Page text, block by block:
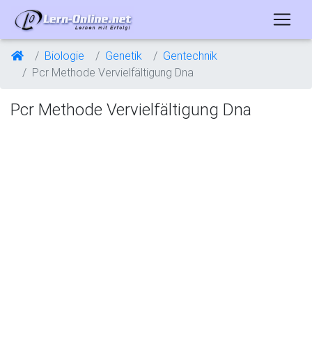
Biologie Genetik
Gentechnik
Pcr Methode Vervielfältigung Dna
Pcr Methode Vervielfältigung Dna